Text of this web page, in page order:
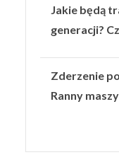
Jakie będą
generacji?
Zderzenie
Ranny